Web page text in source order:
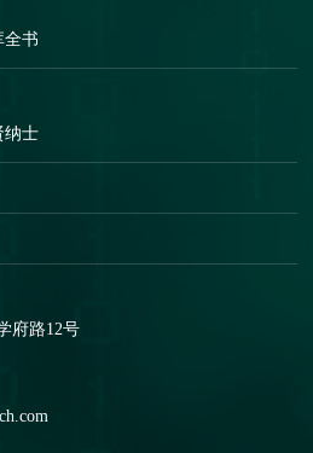
全书
纳士
府路12号